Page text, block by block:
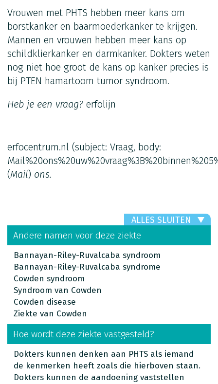
Vrouwen met PHTS hebben meer kans om
borstkanker en baarmoederkanker te krijgen.
Mannen en vrouwen hebben meer kans op
schildklierkanker en darmkanker. Dokters weten
nog niet hoe groot de kans op kanker precies is
bij PTEN hamartoom tumor syndroom.
Heb je een vraag? erfolijn
erfocentrum.nl (subject: Vraag, body:
(Mail) ons.
ALLES SLUITEN
Andere namen voor deze ziekte
Bannayan-Riley-Ruvalcaba syndroom
Bannayan-Riley-Ruvalcaba syndrome
Cowden syndroom
Syndroom van Cowden
Cowden disease
Ziekte van Cowden
Hoe wordt deze ziekte vastgesteld?
Dokters kunnen denken aan PHTS als iemand
de kenmerken heeft zoals die hierboven staan.
Dokters kunnen de aandoening vaststellen